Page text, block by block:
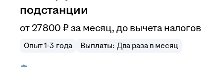
подстанции
от 27 800 ₽ за месяц,до вычета налогов
Опыт 1-3 года Выплаты: Два раза в месяц